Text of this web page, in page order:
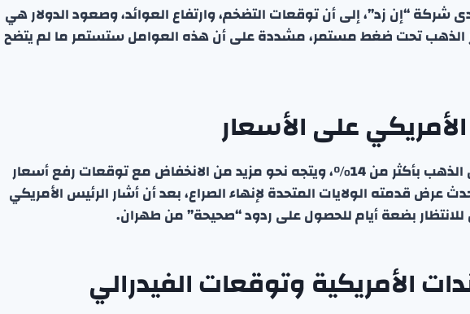
“إن زد”، إلى أن توقعات التضخم، وارتفاع العوائد، وصعود الدولار هي
الذهب تحت ضغط مستمر، مشددة على أن هذه العوامل ستستمر ما لم يتضح
الأمريكي على الأسعار
منذ بدء الحرب في 28 فبراير، انخفض الذهب بأكثر من 14%، ويتجه نحو مزيد من الانخفاض مع توقعات رفع أسعار
عرض قدمته الولايات المتحدة لإنهاء الصراع، بعد أن أشار الرئيس الأمريكي
بضعة أيام للحصول على ردود “صحيحة” من طهران.
الأمريكية وتوقعات الفيدرالي